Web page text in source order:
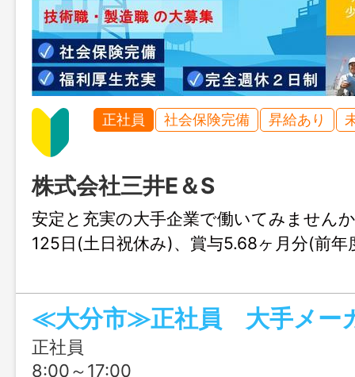
正社員 社会保険完備 昇給あり
株式会社三井E＆S
安定と充実の大手企業で働いてみません
125日(土日祝休み)、賞与5.68ヶ月分(前年
正社員
8:00～17:00